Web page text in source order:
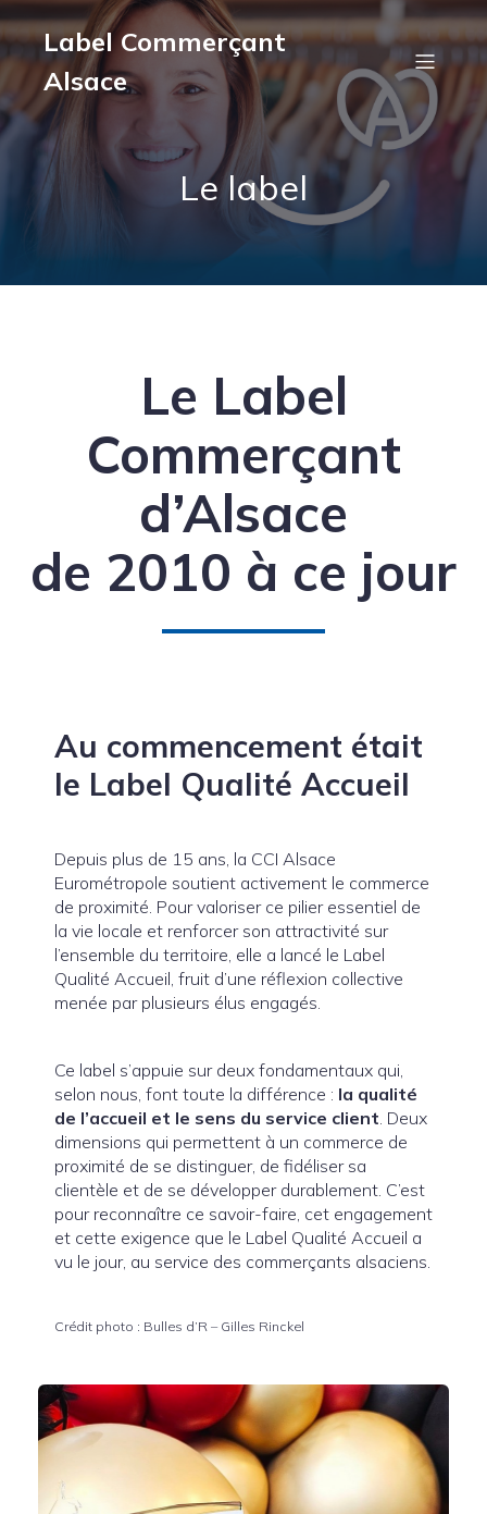
Label Commerçant
Alsace
Le label
Le Label
Commerçant
d’Alsace
de 2010 à ce jour
Au commencement était
le Label Qualité Accueil
Depuis plus de 15 ans, la CCI Alsace
Eurométropole soutient activement le commerce
de proximité. Pour valoriser ce pilier essentiel de
la vie locale et renforcer son attractivité sur
l’ensemble du territoire, elle a lancé le Label
Qualité Accueil, fruit d’une réflexion collective
menée par plusieurs élus engagés.
Ce label s’appuie sur deux fondamentaux qui,
selon nous, font toute la différence : la qualité
de l’accueil et le sens du service client. Deux
dimensions qui permettent à un commerce de
proximité de se distinguer, de fidéliser sa
clientèle et de se développer durablement. C’est
pour reconnaître ce savoir-faire, cet engagement
et cette exigence que le Label Qualité Accueil a
vu le jour, au service des commerçants alsaciens.
Crédit photo : Bulles d’R – Gilles Rinckel